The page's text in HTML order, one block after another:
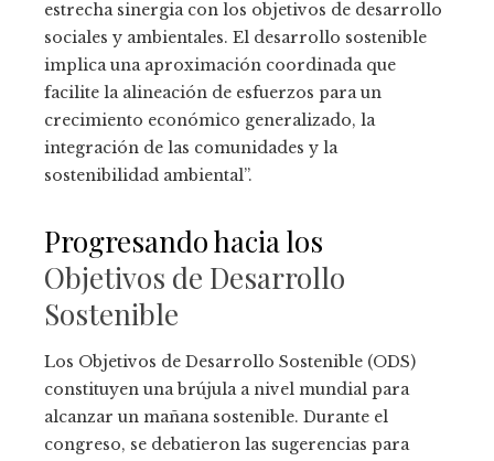
estrecha sinergia con los objetivos de desarrollo
sociales y ambientales. El desarrollo sostenible
implica una aproximación coordinada que
facilite la alineación de esfuerzos para un
crecimiento económico generalizado, la
integración de las comunidades y la
sostenibilidad ambiental”.
Progresando hacia los
Objetivos de Desarrollo
Sostenible
Los Objetivos de Desarrollo Sostenible (ODS)
constituyen una brújula a nivel mundial para
alcanzar un mañana sostenible. Durante el
congreso, se debatieron las sugerencias para